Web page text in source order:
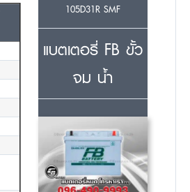
105D31R SMF
แบตเตอรี่ FB ขั้ว
จม น้ำ